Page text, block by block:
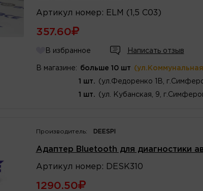
Артикул номер : ELM (1,5 C03)
357.60
В избранное Написать отзыв
В магазине: больше 10 шт
1 шт. (ул.Федоренко 1В,
1 шт. (ул. Кубанская, 9,
Производитель: DEESPI
Адаптер Bluetooth для диагностики
Артикул номер : DESK310
1290.50